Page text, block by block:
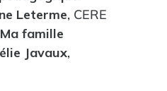
Leterme, CERE
famille
Javaux,